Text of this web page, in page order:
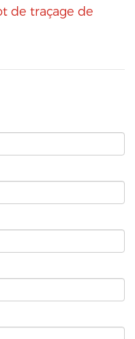
de traçage de